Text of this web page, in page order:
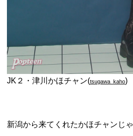
JK２・津川かほチャン(tsugawa_kaho)
新潟から来てくれたかほチャンじゃ